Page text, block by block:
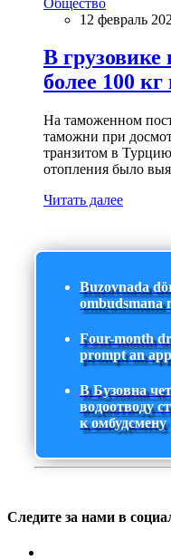
12 февраль
В
более 100
На таможенном
таможни при
транзитом в
отопления было
Читать далее
Buzovnada
ombudsmana
Four-month
prompt an
В Бузовна
водоотводу
к омбудсмену
Следите за нами в